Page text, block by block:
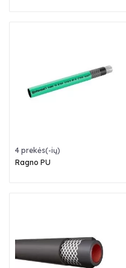
4 prekės(-ių)
Ragno PU